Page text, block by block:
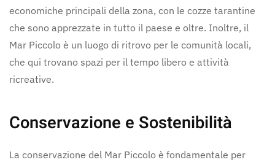
economiche principali della zona, con le cozze tarantine
che sono apprezzate in tutto il paese e oltre. Inoltre, il
Mar Piccolo è un luogo di ritrovo per le comunità locali,
che qui trovano spazi per il tempo libero e attività
ricreative.
Conservazione e Sostenibilità
La conservazione del Mar Piccolo è fondamentale per